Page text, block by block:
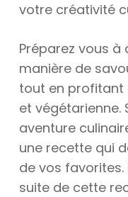
votre créativité
Préparez vous à
manière de
tout en profitant
et végétarienne.
aventure
une recette qui
de vos favorites.
suite de cette